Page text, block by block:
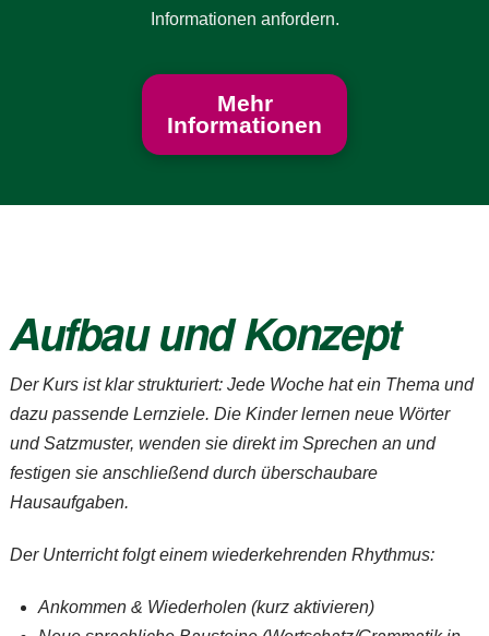
Informationen anfordern.
Mehr
Informationen
Aufbau und Konzept
Der Kurs ist klar strukturiert: Jede Woche hat ein Thema und
dazu passende Lernziele. Die Kinder lernen neue Wörter
und Satzmuster, wenden sie direkt im Sprechen an und
festigen sie anschließend durch überschaubare
Hausaufgaben.
Der Unterricht folgt einem wiederkehrenden Rhythmus:
Ankommen & Wiederholen (kurz aktivieren)